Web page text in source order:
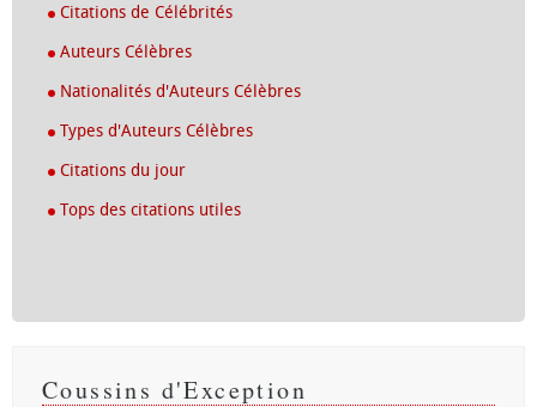
Citations de Célébrités
Auteurs Célèbres
Nationalités d'Auteurs Célèbres
Types d'Auteurs Célèbres
Citations du jour
Tops des citations utiles
Coussins d'Exception